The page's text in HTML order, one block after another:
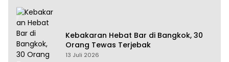
Kebakaran Hebat Bar di Bangkok, 30
Orang Tewas Terjebak
13 Juli 2026